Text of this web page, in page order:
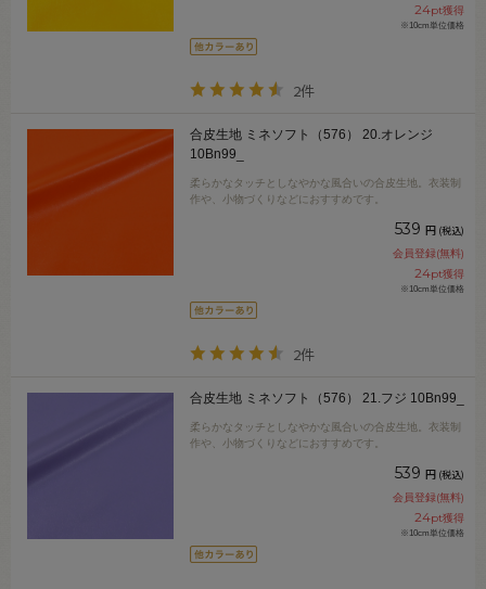
24pt獲得
※10cm単位価格
2件
合皮生地 ミネソフト（576） 20.オレンジ
10Bn99_
柔らかなタッチとしなやかな風合いの合皮生地。衣装制
作や、小物づくりなどにおすすめです。
539 円 (税込)
会員登録(無料)
24pt獲得
※10cm単位価格
2件
合皮生地 ミネソフト（576） 21.フジ 10Bn99_
柔らかなタッチとしなやかな風合いの合皮生地。衣装制
作や、小物づくりなどにおすすめです。
539 円 (税込)
会員登録(無料)
24pt獲得
※10cm単位価格